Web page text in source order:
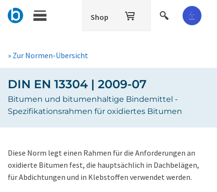
Shop
» Zur Normen-Übersicht
DIN EN 13304 | 2009-07
Bitumen und bitumenhaltige Bindemittel -
Spezifikationsrahmen für oxidiertes Bitumen
Diese Norm legt einen Rahmen für die Anforderungen an
oxidierte Bitumen fest, die hauptsächlich in Dachbelägen,
für Abdichtungen und in Klebstoffen verwendet werden.